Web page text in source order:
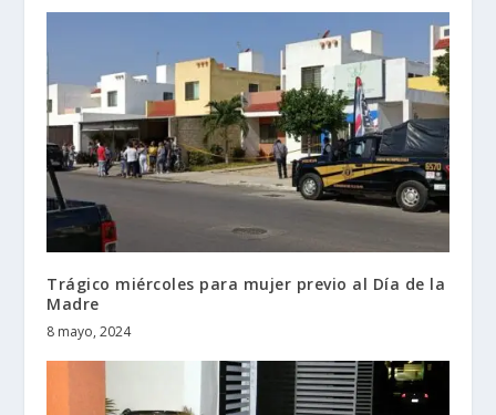
Trágico miércoles para mujer previo al Día de la
Madre
8 mayo, 2024